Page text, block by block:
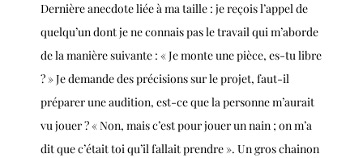
Dernière anecdote liée à ma taille : je reçois l’appel de
quelqu’un dont je ne connais pas le travail qui m’aborde
de la manière suivante : « Je monte une pièce, es-tu libre
? » Je demande des précisions sur le projet, faut-il
préparer une audition, est-ce que la personne m’aurait
vu jouer ? « Non, mais c’est pour jouer un nain ; on m’a
dit que c’était toi qu’il fallait prendre ». Un gros chainon